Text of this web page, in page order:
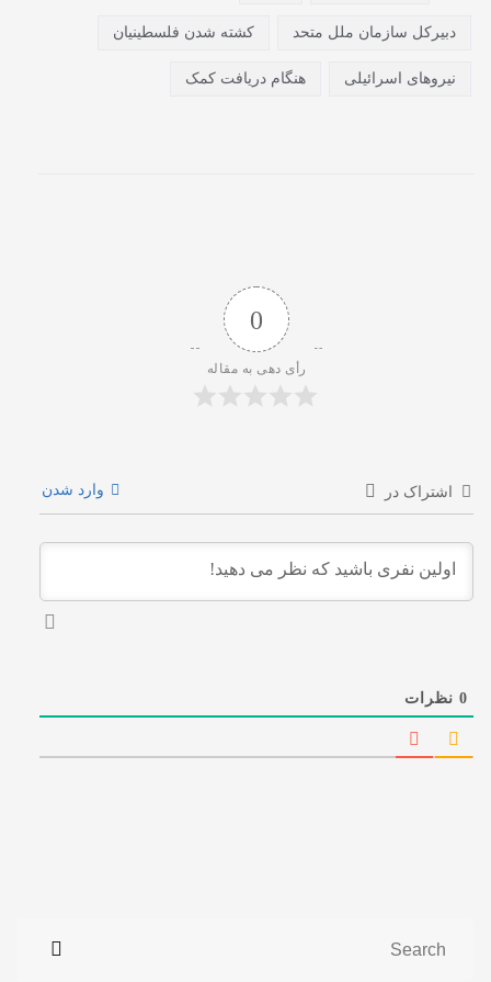
دبیرکل سازمان ملل متحد کشته شدن فلسطینیان
نیروهای اسرائیلی هنگام دریافت کمک
0
رأی دهی به مقاله
اشتراک در وارد شدن
0نظرات